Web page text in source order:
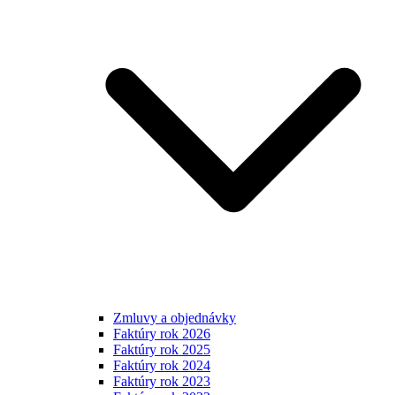
Zmluvy a objednávky
Faktúry rok 2026
Faktúry rok 2025
Faktúry rok 2024
Faktúry rok 2023